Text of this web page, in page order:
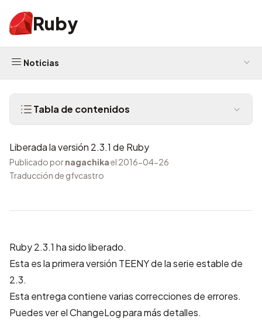
Ruby
Noticias
Tabla de contenidos
Liberada la versión 2.3.1 de Ruby
Publicado pornagachikael 2016-04-26
Traducción de gfvcastro
Ruby 2.3.1 ha sido liberado.
Esta es la primera versión TEENY de la serie estable de
2.3.
Esta entrega contiene varias correcciones de errores.
Puedes ver elChangeLogpara más detalles.